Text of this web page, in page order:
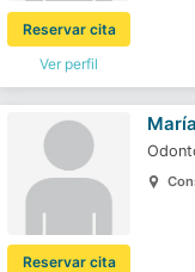
Ver perfil
Reservar cita
Reservar cita